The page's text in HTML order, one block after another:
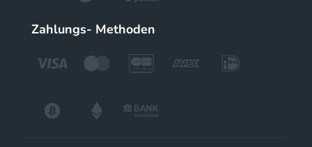
Zahlungs- Methoden